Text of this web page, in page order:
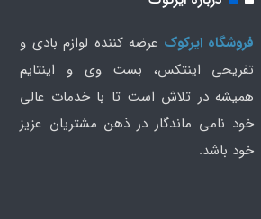
فروشگاه ایرکوک عرضه کننده لوازم بادی و
تفریحی اینتکس، بست وی و اینتایم
همیشه در تلاش است تا با خدمات عالی
خود نامی ماندگار در ذهن مشتریان عزیز
خود باشد.